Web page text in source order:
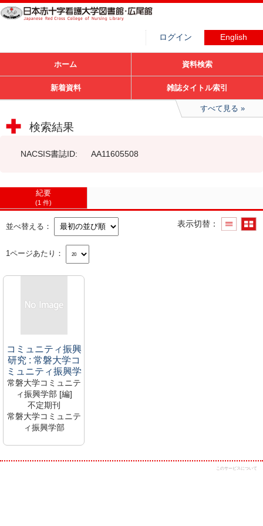
ログイン English
ホーム 資料検索
新着資料 雑誌タイトル索引
すべて見る
検索結果
NACSIS書誌ID AA11605508
紀要
1 件
並べ替える 表示切替
1ページあたり
コミュニティ振興
研究 : 常磐大学コ
ミュニティ振興学
部紀要 / 常磐大学
コミュニティ振興
学部
常磐大学コミュニテ
ィ振興学部 [編]
不定期刊
常磐大学コミュニテ
ィ振興学部
15より大学HPで閲覧
このサービスについて